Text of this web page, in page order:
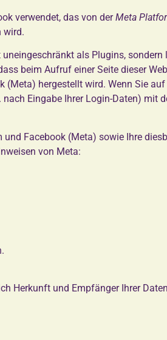
verwendet, das von derMeta
wird.
als Plugins,
beim Aufruf einer Seite dieser
(Meta) hergestellt wird. Wenn Sie
Eingabe Ihrer Login-Daten) mit
Facebook (Meta) sowie Ihre
von Meta:
Herkunft und Empfänger Ihrer